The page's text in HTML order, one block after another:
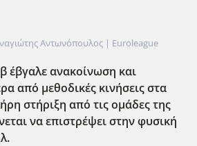
Αντωνόπουλος | Euroleague
έβγαλε ανακοίνωση και
από μεθοδικές κινήσεις στα
στήριξη από τις ομάδες της
να επιστρέψει στην φυσική